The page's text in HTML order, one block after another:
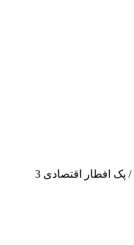
/ پک افطار اقتصادی 3